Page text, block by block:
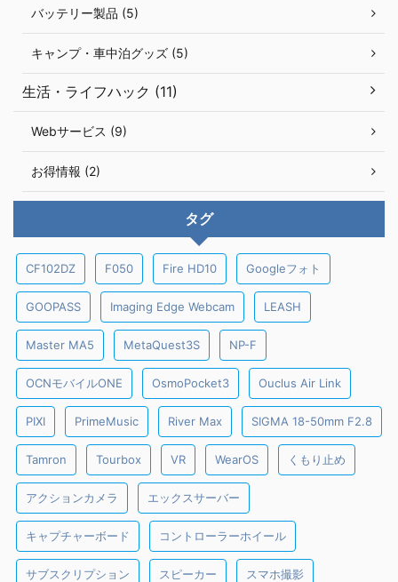
バッテリー製品 (5)
キャンプ・車中泊グッズ (5)
生活・ライフハック (11)
Webサービス (9)
お得情報 (2)
タグ
CF102DZ F050 Fire HD10 Googleフォト
GOOPASS Imaging Edge Webcam LEASH
Master MA5 MetaQuest3S NP-F
OCNモバイルONE OsmoPocket3 Ouclus Air Link
PIXI PrimeMusic River Max SIGMA 18-50mm F2.8
Tamron Tourbox VR WearOS くもり止め
アクションカメラ エックスサーバー
キャプチャーボード コントローラーホイール
サブスクリプション スピーカー スマホ撮影